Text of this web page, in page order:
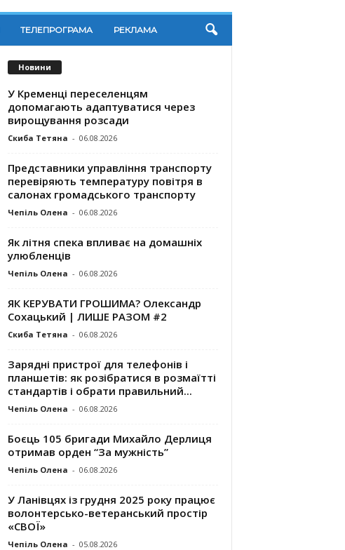
ТЕЛЕПРОГРАМА РЕКЛАМА
Новини
У Кременці переселенцям
допомагають адаптуватися через
вирощування розсади
Скиба Тетяна - 06.08.2026
Представники управління транспорту
перевіряють температуру повітря в
салонах громадського транспорту
Чепіль Олена - 06.08.2026
Як літня спека впливає на домашніх
улюбленців
Чепіль Олена - 06.08.2026
ЯК КЕРУВАТИ ГРОШИМА? Олександр
Сохацький | ЛИШЕ РАЗОМ #2
Скиба Тетяна - 06.08.2026
Зарядні пристрої для телефонів і
планшетів: як розібратися в розмаїтті
стандартів і обрати правильний...
Чепіль Олена - 06.08.2026
Боєць 105 бригади Михайло Дерлиця
отримав орден “За мужність”
Чепіль Олена - 06.08.2026
У Ланівцях із грудня 2025 року працює
волонтерсько-ветеранський простір
«СВОЇ»
Чепіль Олена - 05.08.2026